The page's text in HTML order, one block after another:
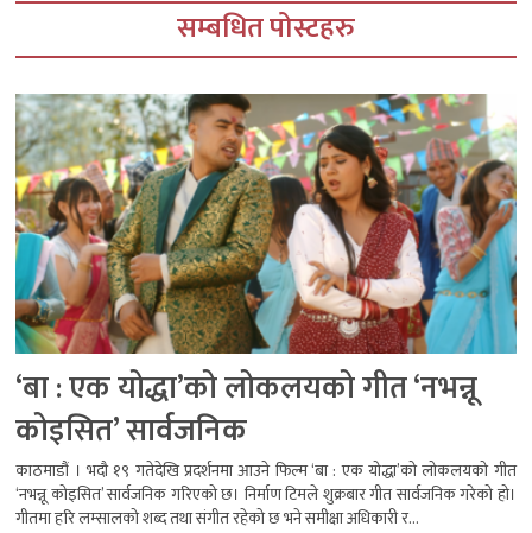
सम्बधित पोस्टहरु
‘बा : एक योद्धा’को लोकलयको गीत ‘नभन्नू
कोइसित’ सार्वजनिक
काठमाडौं । भदौ १९ गतेदेखि प्रदर्शनमा आउने फिल्म ‘बा : एक योद्धा’को लोकलयको गीत
‘नभन्नू कोइसित’ सार्वजनिक गरिएको छ। निर्माण टिमले शुक्रबार गीत सार्वजनिक गरेको हो।
गीतमा हरि लम्सालको शब्द तथा संगीत रहेको छ भने समीक्षा अधिकारी र...